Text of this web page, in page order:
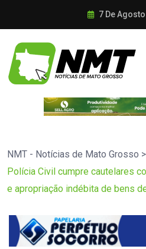
7 De
NMT - Notícias de Mato Grosso >
Polícia Civil cumpre cautelares
e apropriação indébita de bens